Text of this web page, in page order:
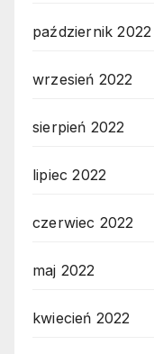
październik 2022
wrzesień 2022
sierpień 2022
lipiec 2022
czerwiec 2022
maj 2022
kwiecień 2022